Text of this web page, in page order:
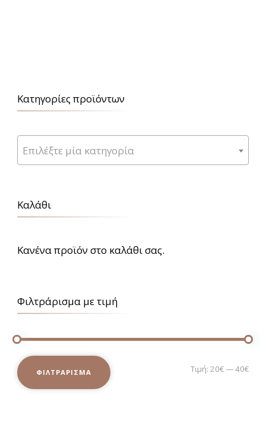
Κατηγορίες προϊόντων
Επιλέξτε μία κατηγορία
Καλάθι
Κανένα προϊόν στο καλάθι σας.
Φιλτράρισμα με τιμή
ΦΙΛΤΡΆΡΙΣΜΑ Τιμή: 20€—40€